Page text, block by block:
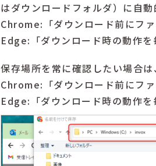
はダウンロードフォルダ）に自動
Chrome:「ダウンロード前にフ
Edge:「ダウンロード時の動作を
保存場所を常に確認したい場合
Chrome:「ダウンロード前にフ
Edge:「ダウンロード時の動作